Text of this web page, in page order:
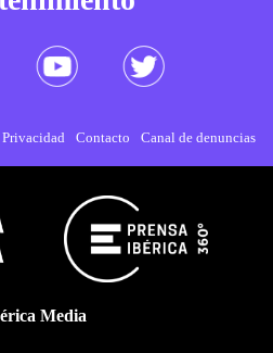
Privacidad Contacto Canal de denuncias
Media